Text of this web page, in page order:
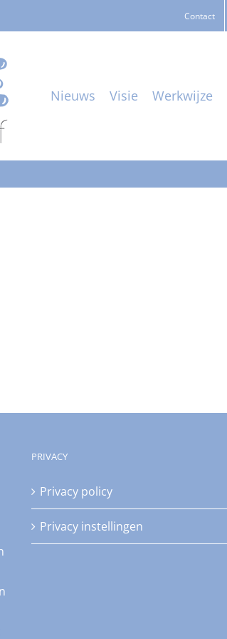
Contact
Nieuws Visie Werkwijze
PRIVACY
Privacy policy
Privacy instellingen